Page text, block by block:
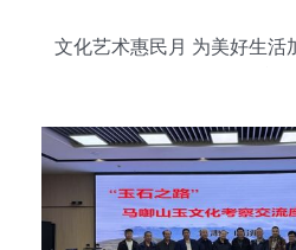
文化艺术惠民月 为美好生活